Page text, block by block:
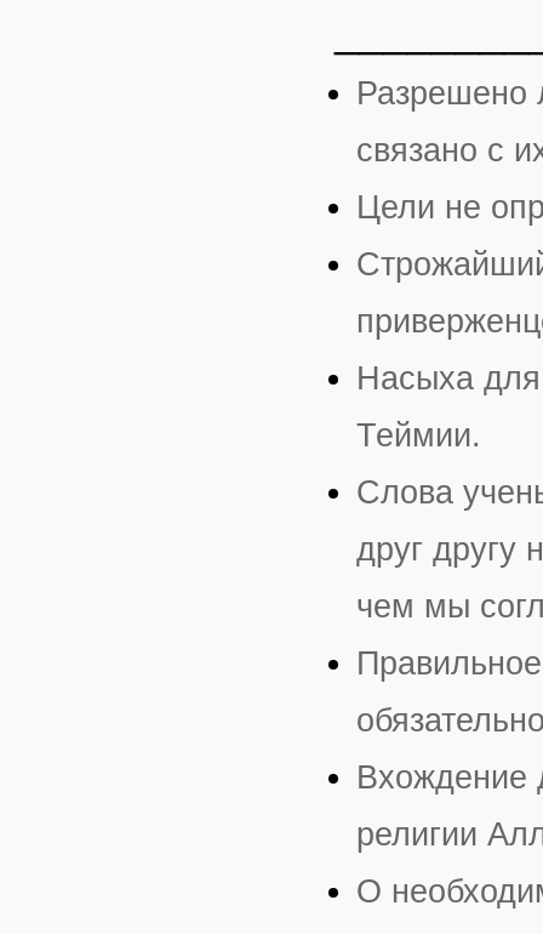
Разрешено
связано с
Цели не
Насыха
Теймии.
Слова
друг другу
чем мы
Вхождение
религии
О